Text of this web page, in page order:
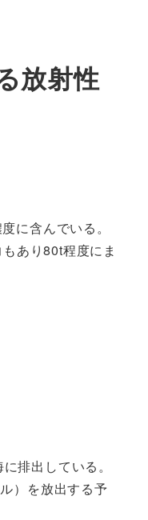
放射性
に含んでいる。
あり80t程度にま
排出している。
）を放出する予